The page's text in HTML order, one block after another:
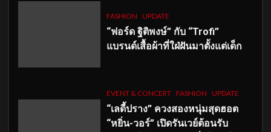
FASHION UPDATE
“ฟอร์ด ฐิติพงษ์” กับ “Trofi”
แบรนด์เสื้อผ้าที่ใฝ่ฝันมาตั้งแต่เด็ก
EVENT & CONCERT FASHION UPDATE
“เลดี้ปราง” ควงสองหนุ่มสุดฮอต
“หยิ่น-วอร์” เปิดรันเวย์ต้อนรับ